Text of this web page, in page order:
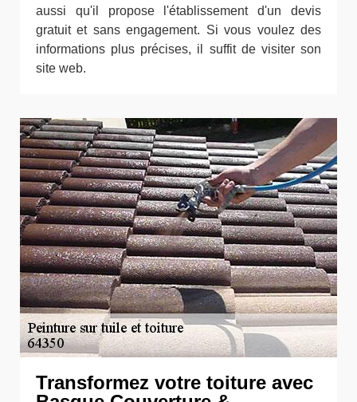
aussi qu'il propose l'établissement d'un devis
gratuit et sans engagement. Si vous voulez des
informations plus précises, il suffit de visiter son
site web.
Transformez votre toiture avec